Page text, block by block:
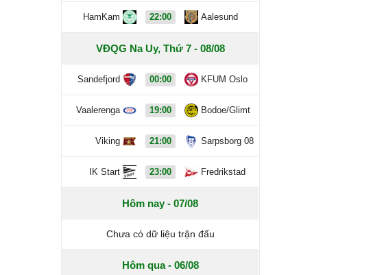
HamKam 22:00 Aalesund
VĐQG Na Uy, Thứ 7 - 08/08
Sandefjord 00:00 KFUM Oslo
Vaalerenga 19:00 Bodoe/Glimt
Viking 21:00 Sarpsborg 08
IK Start 23:00 Fredrikstad
Hôm nay - 07/08
Chưa có dữ liệu trận đấu
Hôm qua - 06/08